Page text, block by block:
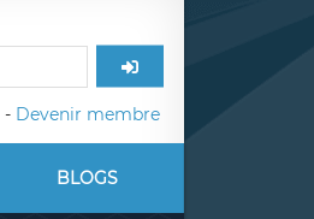
- Devenir membre
BLOGS